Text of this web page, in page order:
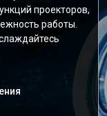
проекторов,
работы.